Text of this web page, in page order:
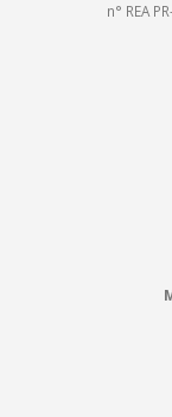
n° REA